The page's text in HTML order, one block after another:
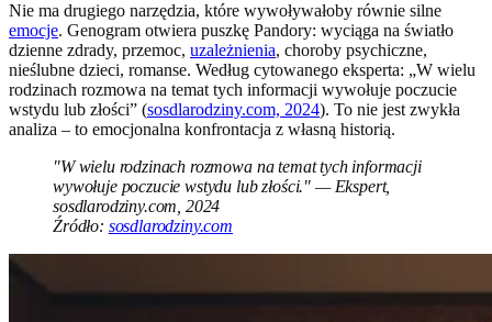
Nie ma drugiego narzędzia, które wywoływałoby równie silne
emocje. Genogram otwiera puszkę Pandory: wyciąga na światło
dzienne zdrady, przemoc, uzależnienia, choroby psychiczne,
nieślubne dzieci, romanse. Według cytowanego eksperta: „W wielu
rodzinach rozmowa na temat tych informacji wywołuje poczucie
wstydu lub złości” (sosdlarodziny.com, 2024). To nie jest zwykła
analiza – to emocjonalna konfrontacja z własną historią.
"W wielu rodzinach rozmowa na temat tych informacji
wywołuje poczucie wstydu lub złości." — Ekspert,
sosdlarodziny.com, 2024
Źródło: sosdlarodziny.com